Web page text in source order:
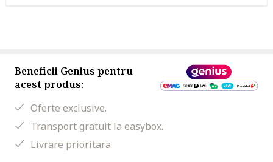
Beneficii Genius pentru
acest produs:
Oferte exclusive.
Transport gratuit la easybox.
Livrare prioritara.